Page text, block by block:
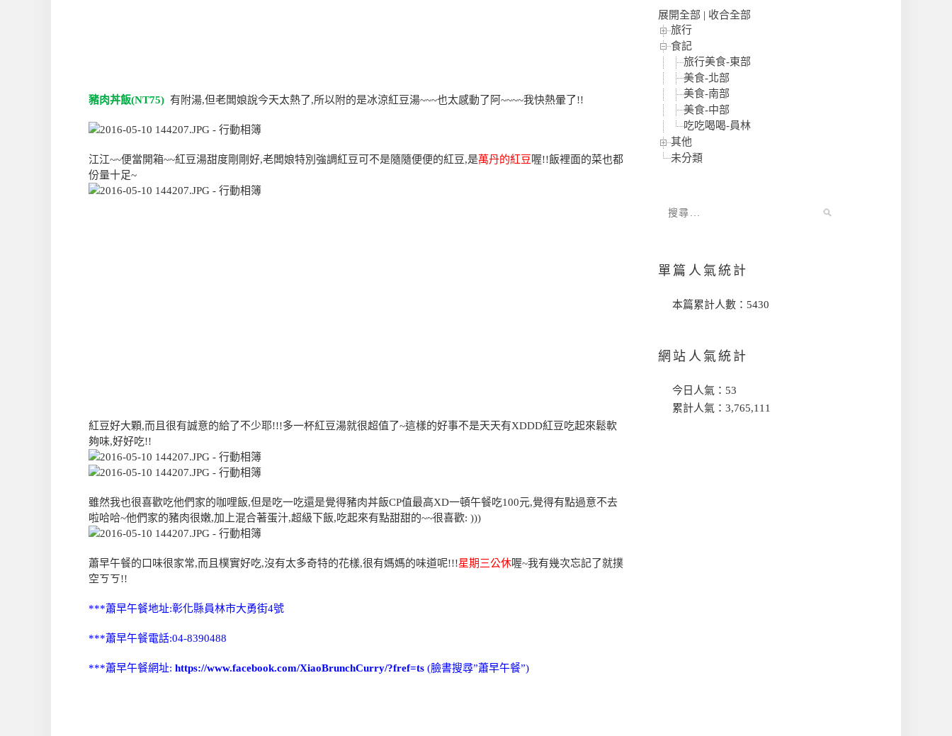
豬肉丼飯(NT75) 有附湯,但老闆娘說今天太熱了,所以附的是冰涼紅豆湯~~~也太感動了阿~~~~我快熱暈了!!
江江~~便當開箱~~紅豆湯甜度剛剛好,老闆娘特別強調紅豆可不是隨隨便便的紅豆,是萬丹的紅豆 喔!!飯裡面的菜也都
份量十足~
紅豆好大顆,而且很有誠意的給了不少耶!!!多一杯紅豆湯就很超值了~這樣的好事不是天天有XDDD紅豆吃起來鬆軟
夠味,好好吃!!
雖然我也很喜歡吃他們家的咖哩飯,但是吃一吃還是覺得豬肉丼飯CP值最高XD一頓午餐吃100元,覺得有點過意不去
啦哈哈~他們家的豬肉很嫩,加上混合著蛋汁,超級下飯,吃起來有點甜甜的~~很喜歡: )))
蕭早午餐的口味很家常,而且樸實好吃,沒有太多奇特的花樣,很有媽媽的味道呢!!!星期三公休喔~我有幾次忘記了就撲
空ㄎㄎ!!
***蕭早午餐地址:彰化縣員林市大勇街4號
***蕭早午餐電話:04-8390488
***蕭早午餐網址: https://www.facebook.com/XiaoBrunchCurry/?fref=ts (臉書搜尋”蕭早午餐”)
展開全部 | 收合全部
旅行
食記
旅行美食-東部
美食-北部
美食-南部
美食-中部
吃吃喝喝-員林
其他
未分類
單篇人氣統計
本篇累計人數： 5430
網站人氣統計
今日人氣： 53
累計人氣： 3,765,111